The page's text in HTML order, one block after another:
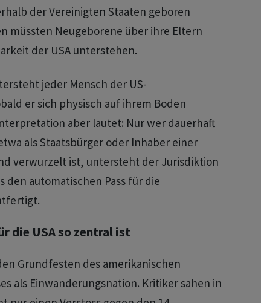
der Vereinigten Staaten geboren
müssten Neugeborene über ihre Eltern
der USA unterstehen.
jeder Mensch der US-
er sich physisch auf ihrem Boden
aber lautet: Nur wer dauerhaft
als Staatsbürger oder Inhaber einer
verwurzelt ist, untersteht der Jurisdiktion
den automatischen Pass für die
die USA so zentral ist
Grundfesten des amerikanischen
als Einwanderungsnation. Kritiker sahen in